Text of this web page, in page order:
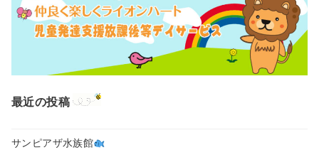
最近の投稿
サンピアザ水族館